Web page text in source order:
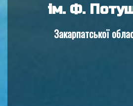
ім. Ф.
Закарпатської